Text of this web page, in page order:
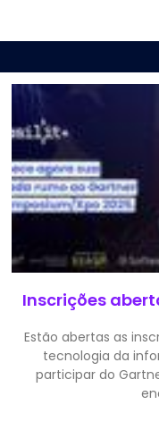
Inscrições
Estão abertas as
tecnologia da
participar do